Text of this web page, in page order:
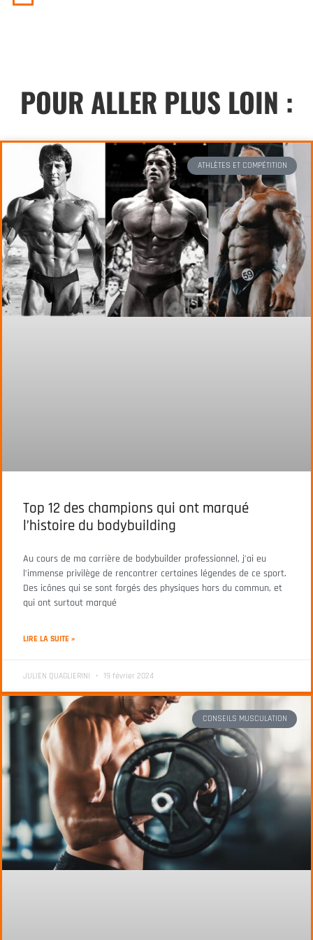
POUR ALLER PLUS LOIN :
ATHLÈTES ET COMPÉTITION
Top 12 des champions qui ont marqué
l’histoire du bodybuilding
Au cours de ma carrière de bodybuilder professionnel, j’ai eu
l’immense privilège de rencontrer certaines légendes de ce sport.
Des icônes qui se sont forgés des physiques hors du commun, et
qui ont surtout marqué
LIRE LA SUITE »
JULIEN QUAGLIERINI 19 février 2024
CONSEILS MUSCULATION